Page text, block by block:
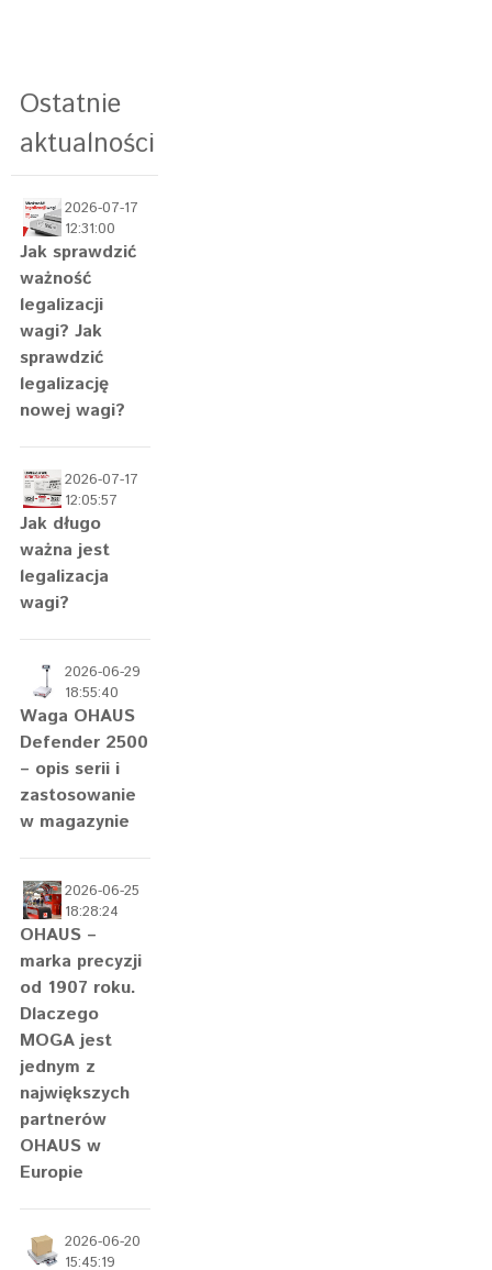
Ostatnie
aktualności
2026-07-17
12:31:00
Jak sprawdzić
ważność
legalizacji
wagi? Jak
sprawdzić
legalizację
nowej wagi?
2026-07-17
12:05:57
Jak długo
ważna jest
legalizacja
wagi?
2026-06-29
18:55:40
Waga OHAUS
Defender 2500
– opis serii i
zastosowanie
w magazynie
2026-06-25
18:28:24
OHAUS –
marka precyzji
od 1907 roku.
Dlaczego
MOGA jest
jednym z
największych
partnerów
OHAUS w
Europie
2026-06-20
15:45:19